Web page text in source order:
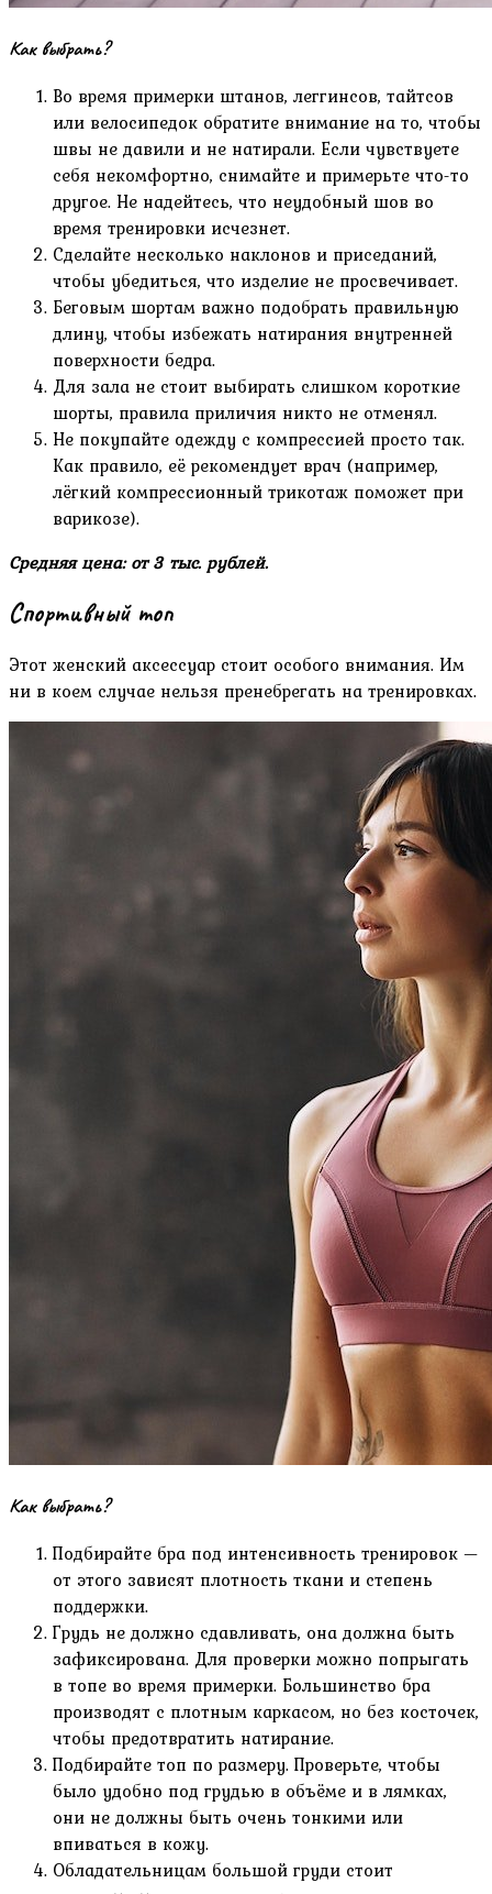
Как выбрать?
Во время примерки штанов, леггинсов, тайтсов
или велосипедок обратите внимание на то, чтобы
швы не давили и не натирали. Если чувствуете
себя некомфортно, снимайте и примерьте что-то
другое. Не надейтесь, что неудобный шов во
время тренировки исчезнет.
Сделайте несколько наклонов и приседаний,
чтобы убедиться, что изделие не просвечивает.
Беговым шортам важно подобрать правильную
длину, чтобы избежать натирания внутренней
поверхности бедра.
Для зала не стоит выбирать слишком короткие
шорты, правила приличия никто не отменял.
Не покупайте одежду с компрессией просто так.
Как правило, её рекомендует врач (например,
лёгкий компрессионный трикотаж поможет при
варикозе).
Средняя цена: от 3 тыс. рублей.
Спортивный топ
Этот женский аксессуар стоит особого внимания. Им
ни в коем случае нельзя пренебрегать на тренировках.
Как выбрать?
Подбирайте бра под интенсивность тренировок —
от этого зависят плотность ткани и степень
поддержки.
Грудь не должно сдавливать, она должна быть
зафиксирована. Для проверки можно попрыгать
в топе во время примерки. Большинство бра
производят с плотным каркасом, но без косточек,
чтобы предотвратить натирание.
Подбирайте топ по размеру. Проверьте, чтобы
было удобно под грудью в объёме и в лямках,
они не должны быть очень тонкими или
впиваться в кожу.
Обладательницам большой груди стоит